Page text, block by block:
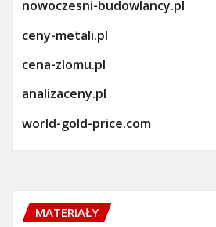
nowoczesni-budowlancy.pl
ceny-metali.pl
cena-zlomu.pl
analizaceny.pl
world-gold-price.com
MATERIAŁY